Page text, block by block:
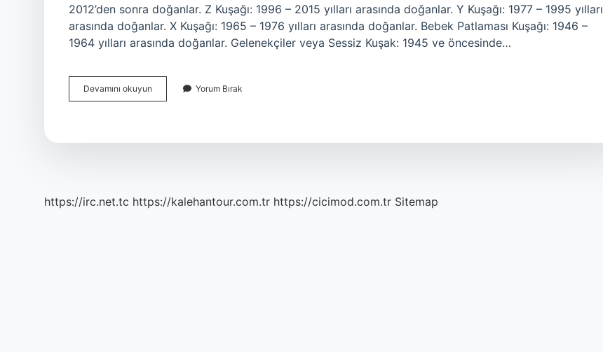
2012’den sonra doğanlar. Z Kuşağı: 1996 – 2015 yılları arasında doğanlar. Y Kuşağı: 1977 – 1995 yılları
arasında doğanlar. X Kuşağı: 1965 – 1976 yılları arasında doğanlar. Bebek Patlaması Kuşağı: 1946 –
1964 yılları arasında doğanlar. Gelenekçiler veya Sessiz Kuşak: 1945 ve öncesinde…
Devamını okuyun
Kuşağı
Yorum Bırak
https://irc.net.tc https://kalehantour.com.tr https://cicimod.com.tr Sitemap